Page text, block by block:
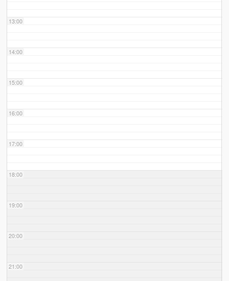
13:00
14:00
15:00
16:00
17:00
18:00
19:00
20:00
21:00